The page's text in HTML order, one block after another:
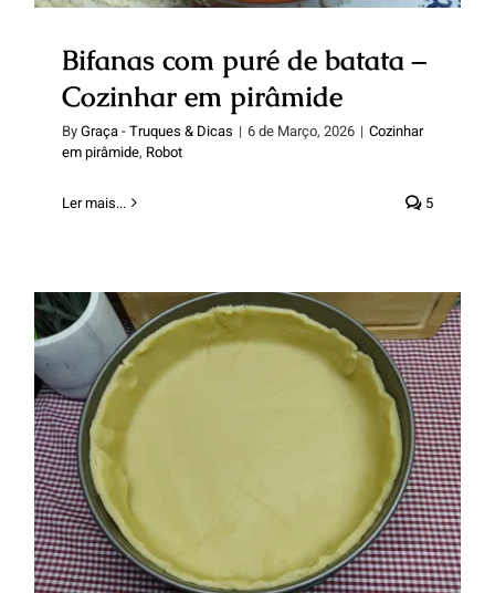
Bifanas com puré de batata –
Cozinhar em pirâmide
ByGraça - Truques & Dicas | 6 de Março, 2026 | Cozinhar
em pirâmide, Robot
Ler mais... 5
Massa quebrada doce